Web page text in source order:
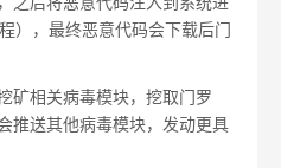
），最终恶意代码会下载后门
矿相关病毒模块，挖取门罗
推送其他病毒模块，发动更具